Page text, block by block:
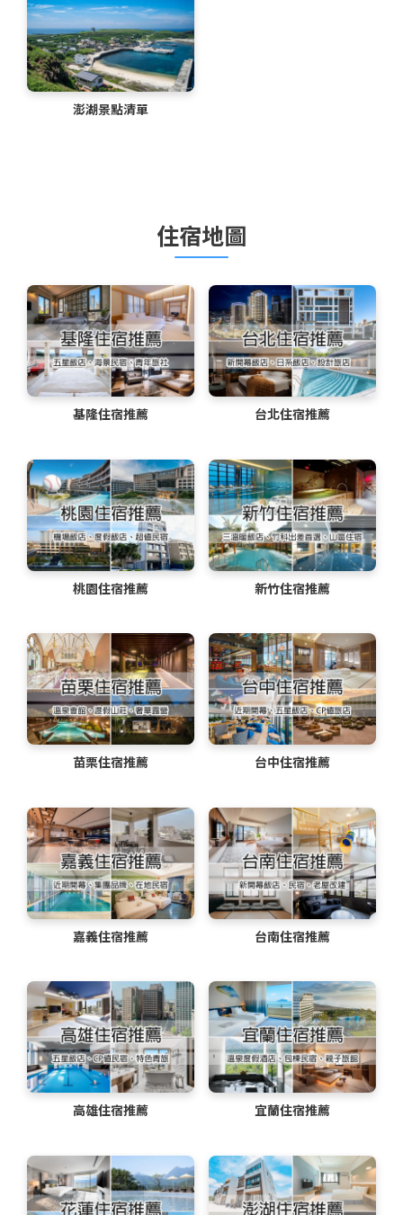
澎湖景點清單
住宿地圖
基隆住宿推薦 台北住宿推薦
桃園住宿推薦 新竹住宿推薦
苗栗住宿推薦 台中住宿推薦
嘉義住宿推薦 台南住宿推薦
高雄住宿推薦 宜蘭住宿推薦